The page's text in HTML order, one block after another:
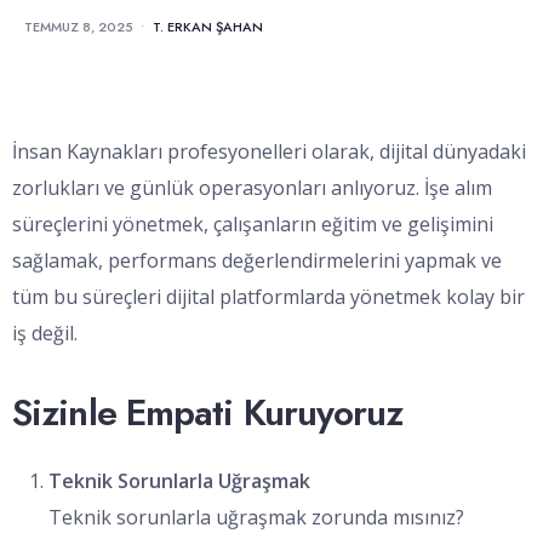
TEMMUZ 8, 2025 • T. ERKAN ŞAHAN
İnsan Kaynakları profesyonelleri olarak, dijital dünyadaki
zorlukları ve günlük operasyonları anlıyoruz. İşe alım
süreçlerini yönetmek, çalışanların eğitim ve gelişimini
sağlamak, performans değerlendirmelerini yapmak ve
tüm bu süreçleri dijital platformlarda yönetmek kolay bir
iş değil.
Sizinle Empati Kuruyoruz
Teknik Sorunlarla Uğraşmak
Teknik sorunlarla uğraşmak zorunda mısınız?